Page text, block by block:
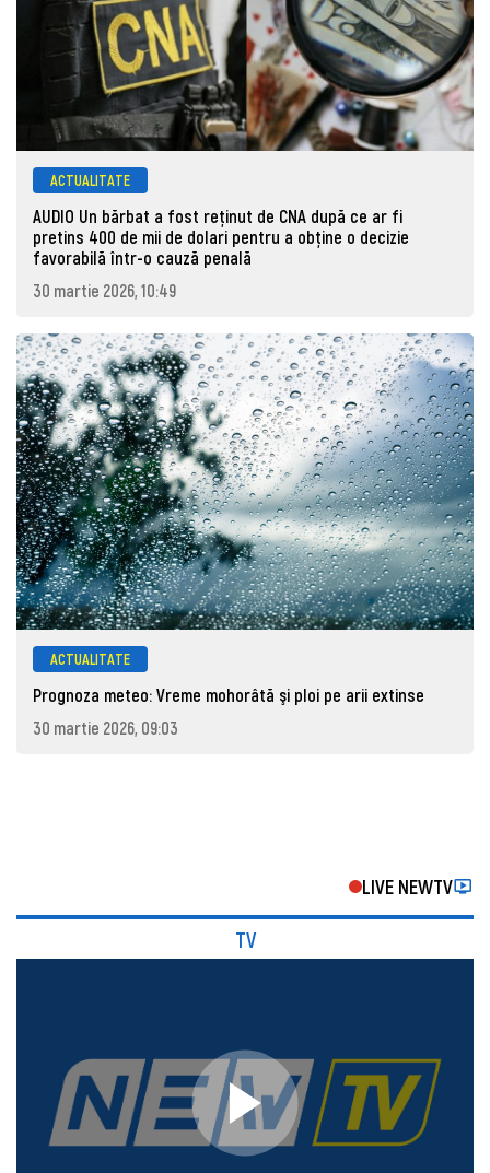
ACTUALITATE
AUDIO Un bărbat a fost reținut de CNA după ce ar fi
pretins 400 de mii de dolari pentru a obține o decizie
favorabilă într-o cauză penală
30 martie 2026, 10:49
ACTUALITATE
Prognoza meteo: Vreme mohorâtă şi ploi pe arii extinse
30 martie 2026, 09:03
LIVE NEWTV
TV